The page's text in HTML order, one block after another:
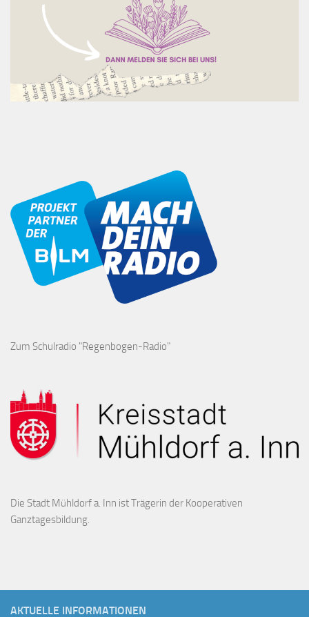
Zum Schulradio "Regenbogen-Radio"
Die Stadt Mühldorf a. Inn ist Trägerin der Kooperativen
Ganztagesbildung.
AKTUELLE INFORMATIONEN